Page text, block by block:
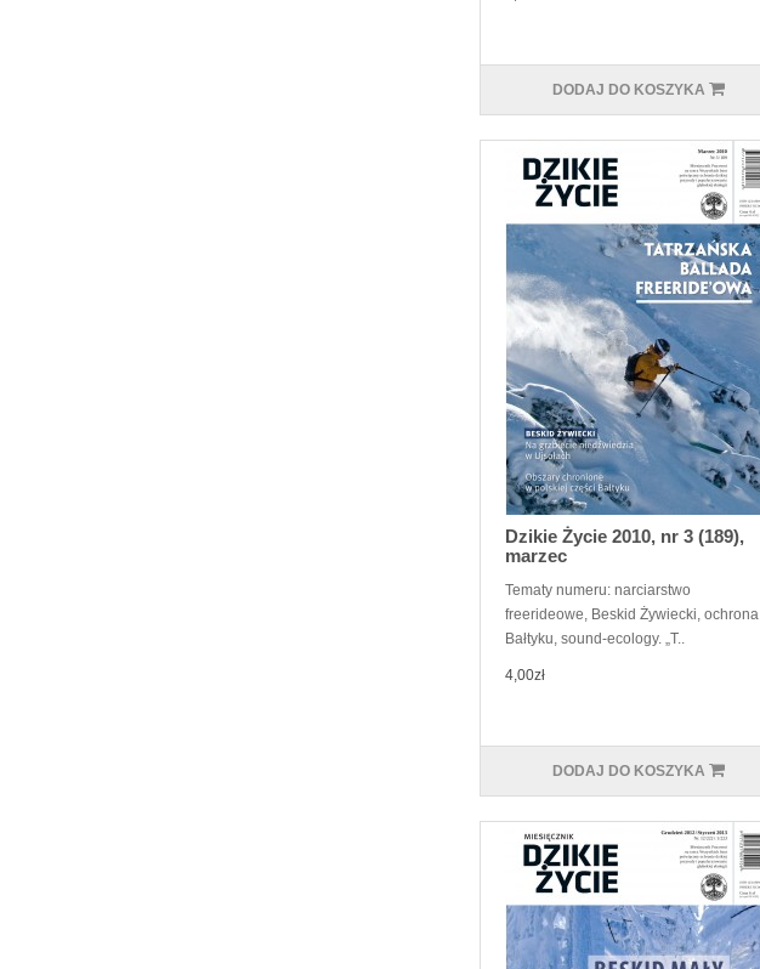
DODAJ DO KOSZYKA
Dzikie Życie 2010, nr 3 (189),
marzec
Tematy numeru: narciarstwo
freerideowe, Beskid Żywiecki, ochrona
Bałtyku, sound-ecology. „T..
4,00zł
DODAJ DO KOSZYKA